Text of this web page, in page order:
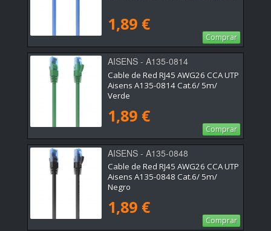
1,89 €
Comprar
AISENS - A135-0814
Cable de Red RJ45 AWG26 CCA UTP
Aisens A135-0814 Cat.6/ 5m/
Verde
1,89 €
Comprar
AISENS - A135-0848
Cable de Red RJ45 AWG26 CCA UTP
Aisens A135-0848 Cat.6/ 5m/
Negro
1,89 €
Comprar